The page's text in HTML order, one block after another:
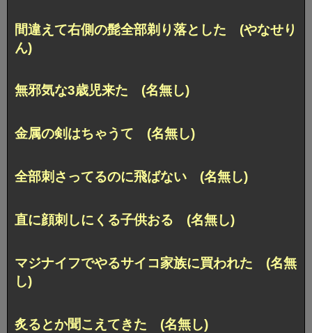
間違えて右側の髭全部剃り落とした (やなせり
ん)
無邪気な3歳児来た (名無し)
金属の剣はちゃうて (名無し)
全部刺さってるのに飛ばない (名無し)
直に顔刺しにくる子供おる (名無し)
マジナイフでやるサイコ家族に買われた (名無
し)
炙るとか聞こえてきた (名無し)